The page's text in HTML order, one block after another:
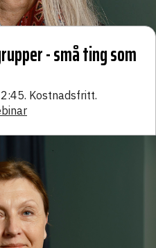
- små ting som
Kostnadsfritt.